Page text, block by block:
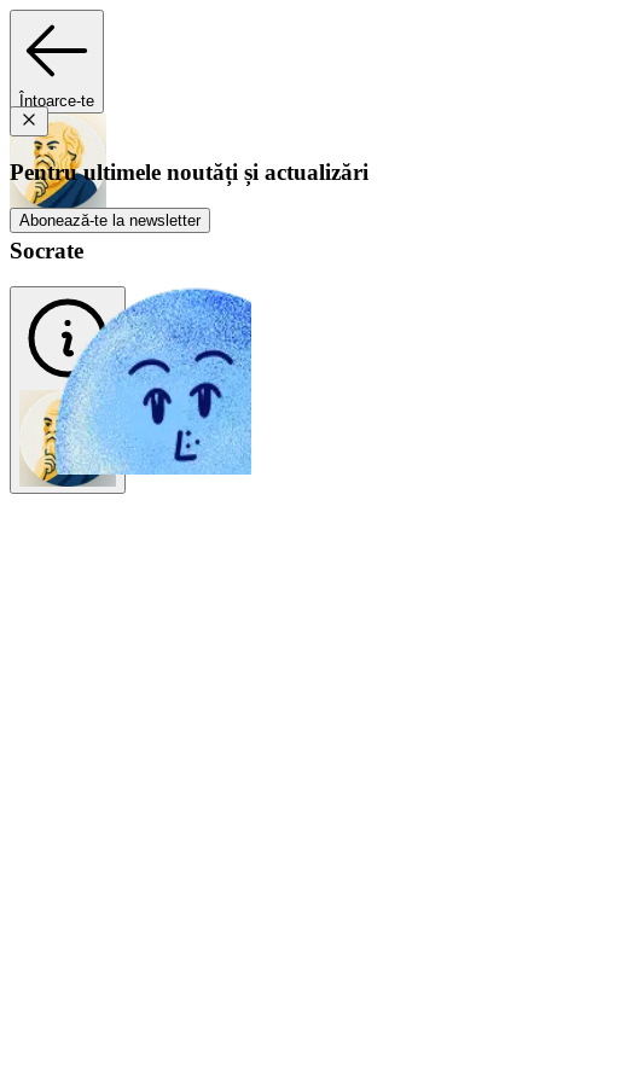
Întoarce-te
Socrate
Pentru ultimele noutăți și actualizări
Abonează-te la newsletter